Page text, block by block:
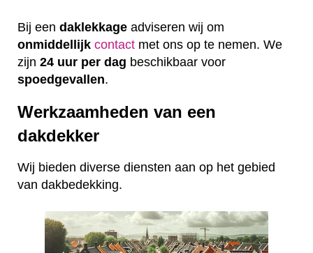
Bij een daklekkage adviseren wij om
onmiddellijk contact met ons op te nemen. We
zijn 24 uur per dag beschikbaar voor
spoedgevallen.
Werkzaamheden van een
dakdekker
Wij bieden diverse diensten aan op het gebied
van dakbedekking.